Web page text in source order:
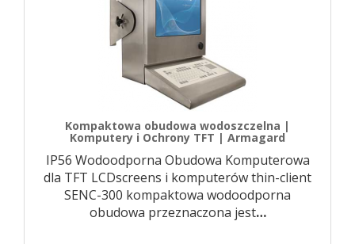
Kompaktowa obudowa wodoszczelna |
Komputery i Ochrony TFT | Armagard
IP56 Wodoodporna Obudowa Komputerowa
dla TFT LCDscreens i komputerów thin-client
SENC-300 kompaktowa wodoodporna
obudowa przeznaczona jest…